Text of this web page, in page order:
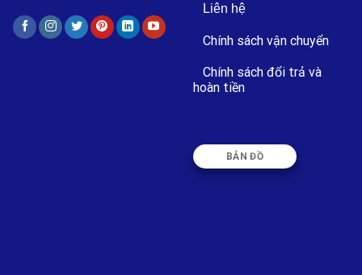
Liên hệ
Chính sách vận chuyển
Chính sách đổi trả và
hoàn tiền
BẢN ĐỒ